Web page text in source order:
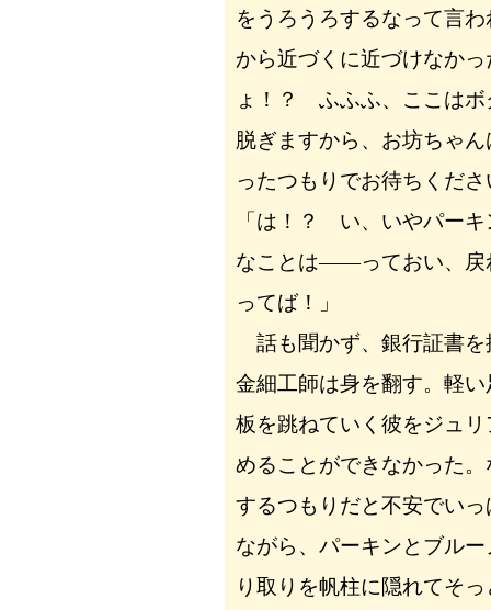
をうろうろするなって言
から近づくに近づけなか
ょ！？ ふふふ、ここはボ
脱ぎますから、お坊ちゃ
ったつもりでお待ちくだ
「は！？ い、いやパー
なことは――っておい、
ってば！」
話も聞かず、銀行証書を
金細工師は身を翻す。軽
板を跳ねていく彼をジュ
めることができなかった
するつもりだと不安でい
ながら、パーキンとブル
り取りを帆柱に隠れてそ